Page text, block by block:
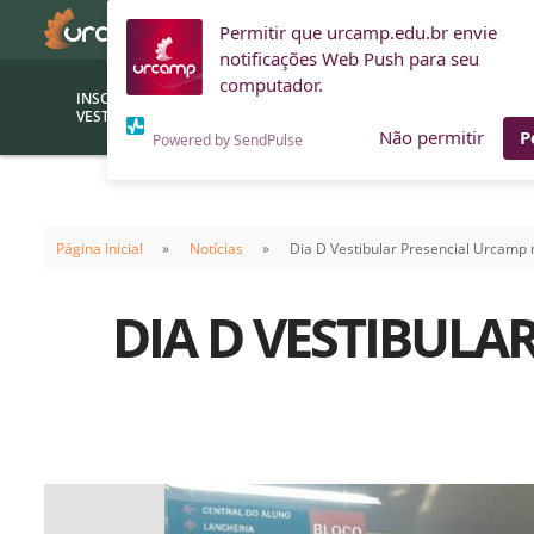
Permitir que urcamp.edu.br envie
notificações Web Push para seu
computador.
Powered by SendPulse Não permitir
INSCRIÇÕES
VESTIBULAR
BOLSAS E
(funcionários/professores)
PROUNI
Saiba como ingressar na
URCAMP
Fale com um
INTEC
Página Inicial Notícias Dia D Vestibular Presencial
DIA D